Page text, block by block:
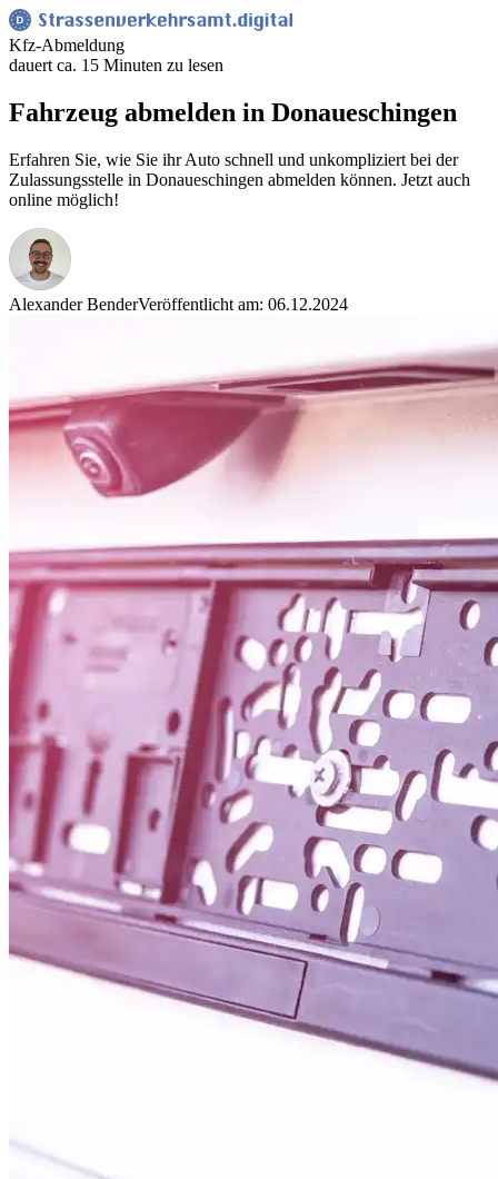
Kfz-Abmeldung
dauert ca. 15 Minuten zu lesen
Fahrzeug abmelden in Donaueschingen
Erfahren Sie, wie Sie ihr Auto schnell und unkompliziert bei der
Zulassungsstelle in Donaueschingen abmelden können. Jetzt auch
online möglich!
Alexander BenderVeröffentlicht am: 06.12.2024